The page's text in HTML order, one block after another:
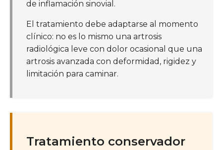
de inflamación sinovial.
El tratamiento debe adaptarse al momento
clínico: no es lo mismo una artrosis
radiológica leve con dolor ocasional que una
artrosis avanzada con deformidad, rigidez y
limitación para caminar.
Tratamiento conservador